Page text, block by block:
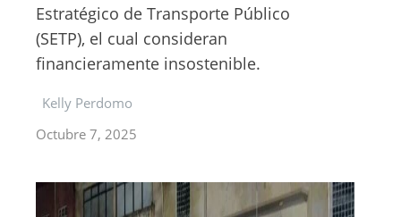
Estratégico de Transporte Público
(SETP), el cual consideran
financieramente insostenible.
Kelly Perdomo
Octubre 7, 2025